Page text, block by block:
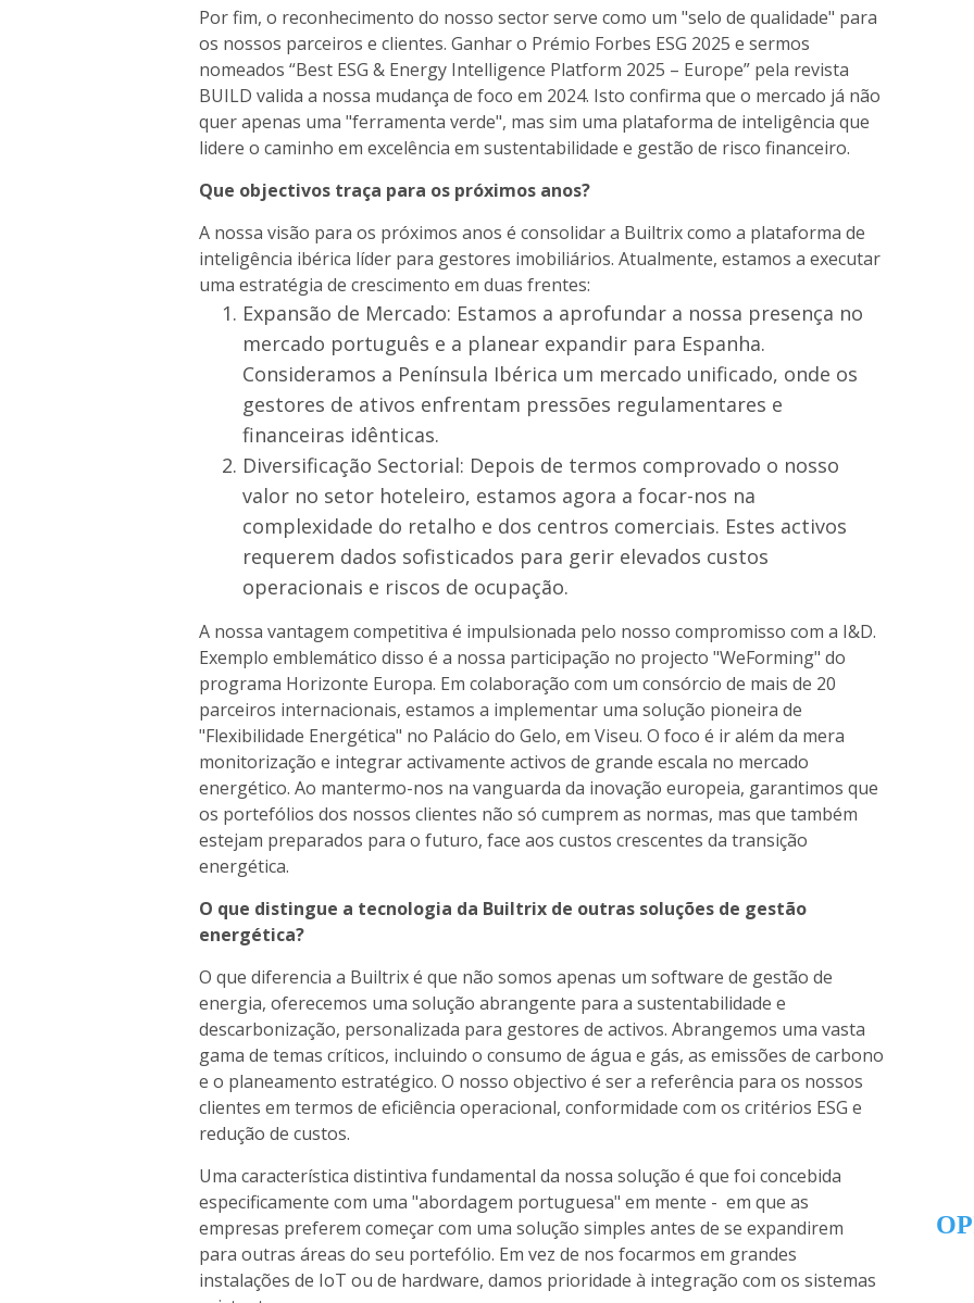
Por fim, o reconhecimento do nosso sector serve como um "selo de qualidade" para
os nossos parceiros e clientes. Ganhar o Prémio Forbes ESG 2025 e sermos
nomeados “Best ESG & Energy Intelligence Platform 2025 – Europe” pela revista
BUILD valida a nossa mudança de foco em 2024. Isto confirma que o mercado já não
quer apenas uma "ferramenta verde", mas sim uma plataforma de inteligência que
lidere o caminho em excelência em sustentabilidade e gestão de risco financeiro.
Que objectivos traça para os próximos anos?
A nossa visão para os próximos anos é consolidar a Builtrix como a plataforma de
inteligência ibérica líder para gestores imobiliários. Atualmente, estamos a executar
uma estratégia de crescimento em duas frentes:
Expansão de Mercado: Estamos a aprofundar a nossa presença no
mercado português e a planear expandir para Espanha.
Consideramos a Península Ibérica um mercado unificado, onde os
gestores de ativos enfrentam pressões regulamentares e
financeiras idênticas.
Diversificação Sectorial: Depois de termos comprovado o nosso
valor no setor hoteleiro, estamos agora a focar-nos na
complexidade do retalho e dos centros comerciais. Estes activos
requerem dados sofisticados para gerir elevados custos
operacionais e riscos de ocupação.
A nossa vantagem competitiva é impulsionada pelo nosso compromisso com a I&D.
Exemplo emblemático disso é a nossa participação no projecto "WeForming" do
programa Horizonte Europa. Em colaboração com um consórcio de mais de 20
parceiros internacionais, estamos a implementar uma solução pioneira de
"Flexibilidade Energética" no Palácio do Gelo, em Viseu. O foco é ir além da mera
monitorização e integrar activamente activos de grande escala no mercado
energético. Ao mantermo-nos na vanguarda da inovação europeia, garantimos que
os portefólios dos nossos clientes não só cumprem as normas, mas que também
estejam preparados para o futuro, face aos custos crescentes da transição
energética.
O que distingue a tecnologia da Builtrix de outras soluções de gestão
energética?
O que diferencia a Builtrix é que não somos apenas um software de gestão de
energia, oferecemos uma solução abrangente para a sustentabilidade e
descarbonização, personalizada para gestores de activos. Abrangemos uma vasta
gama de temas críticos, incluindo o consumo de água e gás, as emissões de carbono
e o planeamento estratégico. O nosso objectivo é ser a referência para os nossos
clientes em termos de eficiência operacional, conformidade com os critérios ESG e
redução de custos.
Uma característica distintiva fundamental da nossa solução é que foi concebida
especificamente com uma "abordagem portuguesa" em mente - em que as
empresas preferem começar com uma solução simples antes de se expandirem
para outras áreas do seu portefólio. Em vez de nos focarmos em grandes
instalações de IoT ou de hardware, damos prioridade à integração com os sistemas